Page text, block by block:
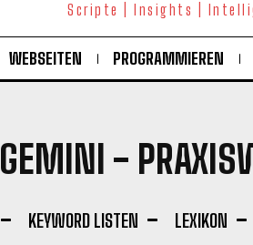
Scripte | Insights |
WEBSEITEN PROGRAMMIEREN
GEMINI -
KEYWORD LISTEN LEXIKON